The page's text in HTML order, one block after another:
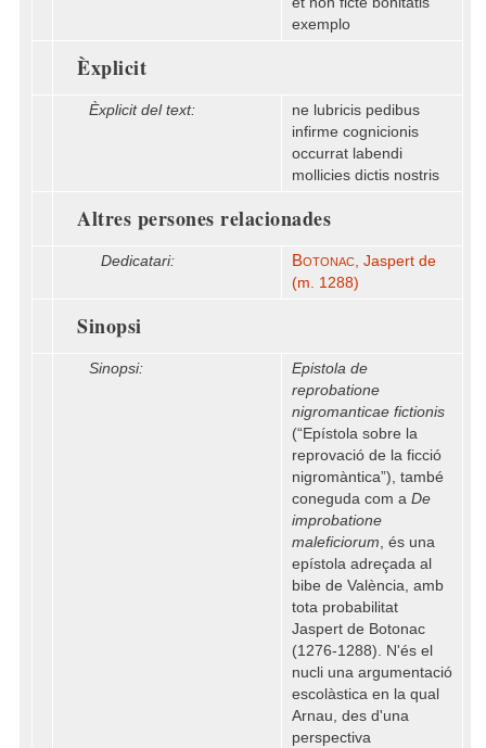
exemplo
Èxplicit
Èxplicit del text:
ne lubricis pedibus
infirme cognicionis
occurrat labendi
mollicies dictis nostris
Altres persones relacionades
Dedicatari: Botonac, Jaspert de
(m. 1288)
Sinopsi
Sinopsi:
Epistola de
reprobatione
nigromanticae fictionis
(“Epístola sobre la
reprovació de la ficció
nigromàntica”), també
coneguda com a De
improbatione
maleficiorum, és una
epístola adreçada al
bibe de València, amb
tota probabilitat
Jaspert de Botonac
(1276-1288). N'és el
nucli una argumentació
escolàstica en la qual
Arnau, des d'una
perspectiva